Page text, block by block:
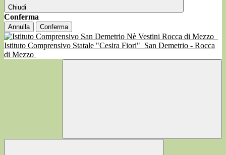
Chiudi
Conferma
Annulla Conferma
Istituto Comprensivo Statale "Cesira Fiori" San Demetrio - Rocca
di Mezzo